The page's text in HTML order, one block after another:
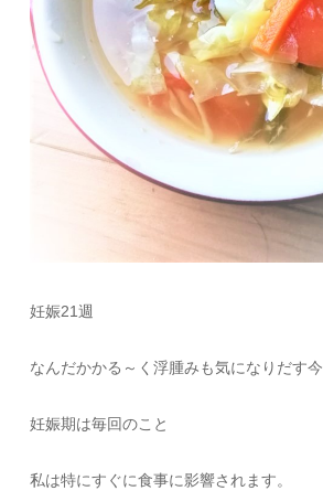
妊娠21週
なんだかかる～く浮腫みも気になりだす
妊娠期は毎回のこと
私は特にすぐに食事に影響されます。